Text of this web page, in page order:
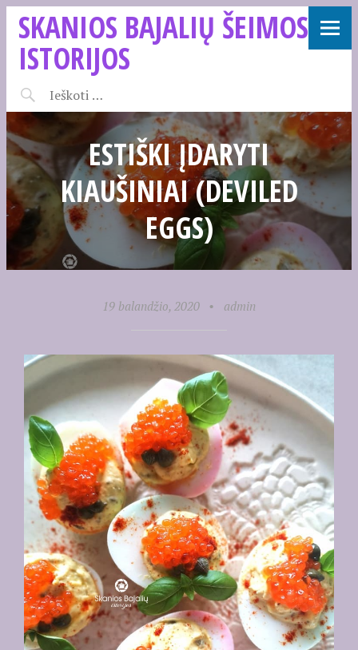
SKANIOS BAJALIŲ ŠEIMOS
ISTORIJOS
ESTIŠKI ĮDARYTI
KIAUŠINIAI (DEVILED
EGGS)
19 balandžio, 2020 • admin